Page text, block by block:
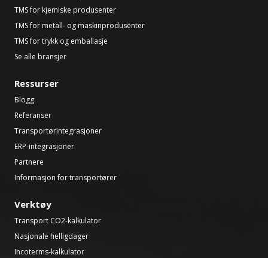
TMS for kjemiske produsenter
TMS for metall- og maskinprodusenter
TMS for trykk og emballasje
Se alle bransjer
Ressurser
Blogg
Referanser
Transportørintegrasjoner
ERP-integrasjoner
Partnere
Informasjon for transportører
Verktøy
Transport CO2-kalkulator
Nasjonale helligdager
Incoterms-kalkulator